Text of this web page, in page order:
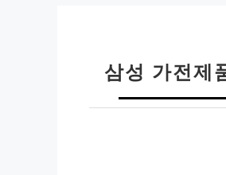
삼성 가전제